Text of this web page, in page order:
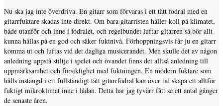
Nu ska jag inte överdriva. En gitarr som förvaras i ett tätt fodral med en
gitarrfuktare skadas inte direkt. Om bara gitarristen håller koll på klimatet,
både utanför och inne i fodralet, och regelbundet luftar gitarren så bör allt
kunna hållas på en god och säker fuktnivå. Förhoppningsvis får ju en gitarr
komma ut och luftas vid det dagliga musicerandet. Men skulle det av någon
anledning uppstå stiltje i spelet och övandet finns det alltså anledning till
uppmärksamhet och försiktighet med fuktningen. En modern fuktare som
hålls instängd i ett fullständigt tätt gitarrfodral kan över tid skapa ett alltför
fuktigt mikroklimat inne i lådan. Detta har jag tyvärr fått se ett antal gånger
de senaste åren.